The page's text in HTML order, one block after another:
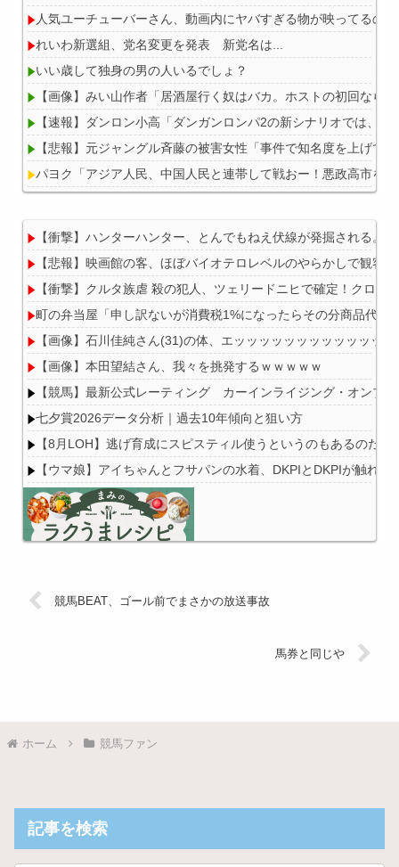
人気ユーチューバーさん、動画内にヤバすぎる物が映ってるの
れいわ新選組、党名変更を発表 新党名は...
いい歳して独身の男の人いるでしょ？
【画像】みい山作者「居酒屋行く奴はバカ。ホストの初回なら
【速報】ダンロン小高「ダンガンロンパ2の新シナリオでは、
【悲報】元ジャングル斉藤の被害女性「事件で知名度を上げて
パヨク「アジア人民、中国人民と連帯して戦おー！悪政高市を
Powered by livedoor 相互RSS
【衝撃】ハンターハンター、とんでもねえ伏線が発掘される。
【悲報】映画館の客、ほぼバイオテロレベルのやらかしで観客
【衝撃】クルタ族虐 殺の犯人、ツェリードニヒで確定！クロロ
町の弁当屋「申し訳ないが消費税1%になったらその分商品代を
【画像】石川佳純さん(31)の体、エッッッッッッッッッッッッ
【画像】本田望結さん、我々を挑発するｗｗｗｗｗ
【競馬】最新公式レーティング カーインライジング・オン
七夕賞2026データ分析｜過去10年傾向と狙い方
【8月LOH】逃げ育成にスピスティル使うというのもあるのだな
【ウマ娘】アイちゃんとフサパンの水着、DKPIとDKPIが触れ
競馬BEAT、ゴール前でまさかの放送事故
馬券と同じや
ホーム 競馬ファン
記事を検索